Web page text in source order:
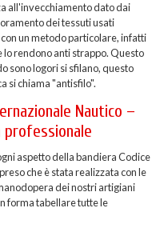
all'invecchiamento dato dai
dei tessuti usati
un metodo particolare, infatti
rendono anti strappo. Questo
sono logori si sfilano, questo
si chiama "antisfilo".
Nautico –
professionale
aspetto della bandiera Codice
che è stata realizzata con le
dei nostri artigiani
forma tabellare tutte le